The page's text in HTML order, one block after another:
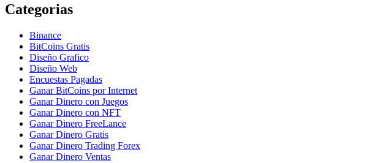
Categorias
Binance
BitCoins Gratis
Diseño Grafico
Diseño Web
Encuestas Pagadas
Ganar BitCoins por Internet
Ganar Dinero con Juegos
Ganar Dinero con NFT
Ganar Dinero FreeLance
Ganar Dinero Gratis
Ganar Dinero Trading Forex
Ganar Dinero Ventas